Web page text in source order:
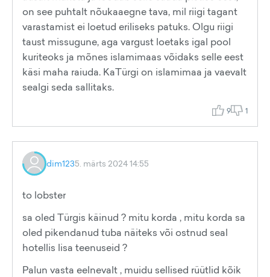
on see puhtalt nõukaaegne tava, mil riigi tagant
varastamist ei loetud eriliseks patuks. Olgu riigi
taust missugune, aga vargust loetaks igal pool
kuriteoks ja mõnes islamimaas võidaks selle eest
käsi maha raiuda. KaTürgi on islamimaa ja vaevalt
sealgi seda sallitaks.
9 1
dim1235. märts 2024 14:55
to lobster
sa oled Türgis käinud ? mitu korda , mitu korda sa
oled pikendanud tuba näiteks või ostnud seal
hotellis lisa teenuseid ?
Palun vasta eelnevalt , muidu sellised rüütlid kõik